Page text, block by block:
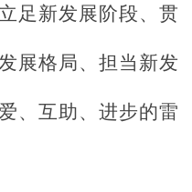
足新发展阶段、贯
展格局、担当新发
、互助、进步的雷